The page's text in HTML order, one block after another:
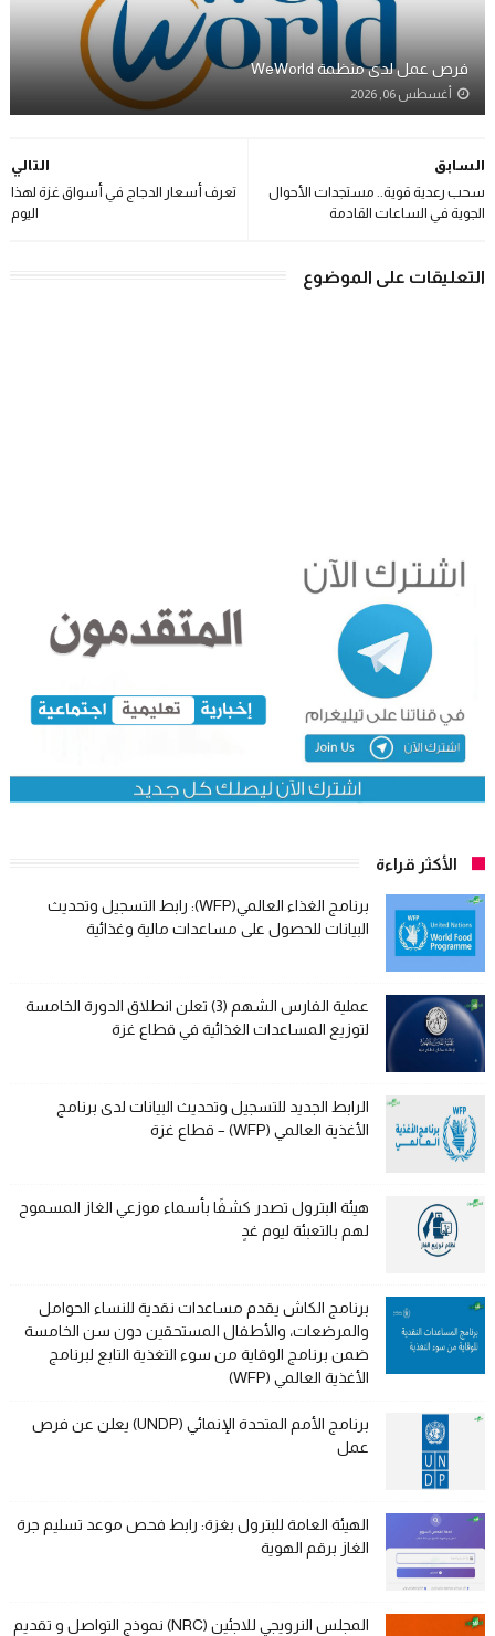
فرص عمل لدى منظمة WeWorld
أغسطس 06, 2026
التالي
تعرف أسعار الدجاج في أسواق غزة لهذا
اليوم
السابق
سحب رعدية قوية.. مستجدات الأحوال
الجوية في الساعات القادمة
التعليقات على الموضوع
الأكثر قراءة
برنامج الغذاء العالمي(WFP): رابط التسجيل وتحديث
البيانات للحصول على مساعدات مالية وغذائية
عملية الفارس الشهم (3) تعلن انطلاق الدورة الخامسة
لتوزيع المساعدات الغذائية في قطاع غزة
الرابط الجديد للتسجيل وتحديث البيانات لدى برنامج
الأغذية العالمي (WFP) – قطاع غزة
هيئة البترول تصدر كشفًا بأسماء موزعي الغاز المسموح
لهم بالتعبئة ليوم غدٍ
برنامج الكاش يقدم مساعدات نقدية للنساء الحوامل
والمرضعات، والأطفال المستحقين دون سن الخامسة
ضمن برنامج الوقاية من سوء التغذية التابع لبرنامج
الأغذية العالمي (WFP)
برنامج الأمم المتحدة الإنمائي (UNDP) يعلن عن فرص
عمل
الهيئة العامة للبترول بغزة: رابط فحص موعد تسليم جرة
الغاز برقم الهوية
المجلس النرويجي للاجئين (NRC) نموذج التواصل و تقديم